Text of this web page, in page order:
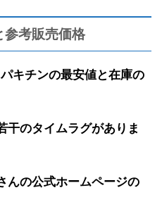
参考販売価格
キチンの最安値と在庫の
干のタイムラグがありま
んの公式ホームページの